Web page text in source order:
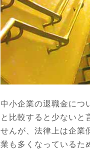
中小企業の退職金につ
と比較すると少ないと
せんが、法律上は企業
業も多くなっているた